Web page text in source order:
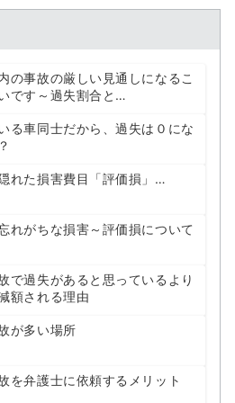
の事故の厳しい見通しになるこ
です～過失割合と…
る車同士だから、過失は０にな
れた損害費目「評価損」…
れがちな損害～評価損について
で過失があると思っているより
額される理由
が多い場所
を弁護士に依頼するメリット